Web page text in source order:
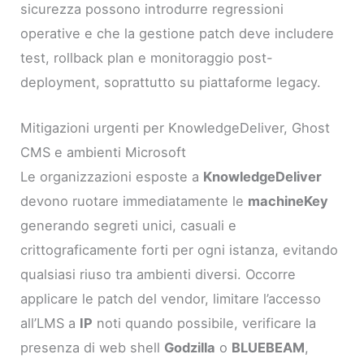
sicurezza possono introdurre regressioni
operative e che la gestione patch deve includere
test, rollback plan e monitoraggio post-
deployment, soprattutto su piattaforme legacy.
Mitigazioni urgenti per KnowledgeDeliver, Ghost
CMS e ambienti Microsoft
Le organizzazioni esposte a KnowledgeDeliver
devono ruotare immediatamente le machineKey
generando segreti unici, casuali e
crittograficamente forti per ogni istanza, evitando
qualsiasi riuso tra ambienti diversi. Occorre
applicare le patch del vendor, limitare l’accesso
all’LMS a IP noti quando possibile, verificare la
presenza di web shell Godzilla o BLUEBEAM,